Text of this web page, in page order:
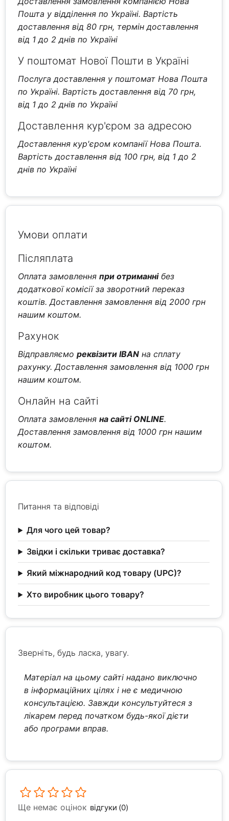
Пошта у відділення по Україні. Вартість
доставлення від 80 грн, термін доставлення
від 1 до 2 днів по Україні
У поштомат Нової Пошти в Україні
Послуга доставлення у поштомат Нова Пошта
по Україні. Вартість доставлення від 70 грн,
від 1 до 2 днів по Україні
Доставлення кур'єром за адресою
Доставлення кур'єром компанії Нова Пошта.
Вартість доставлення від 100 грн, від 1 до 2
днів по Україні
Умови оплати
Післяплата
Оплата замовленняпри отриманнібез
додаткової комісії за зворотний переказ
коштів. Доставлення замовлення від 2000 грн
нашим коштом.
Рахунок
Відправляємореквізити IBAN на сплату
рахунку. Доставлення замовлення від 1000 грн
нашим коштом.
Онлайн на сайті
Оплата замовленняна сайті ONLINE.
Доставлення замовлення від 1000 грн нашим
коштом.
Питання та відповіді
Для чого цей товар?
Звідки і скільки триває доставка?
Який міжнародний код товару (UPC)?
Хто виробник цього товару?
Зверніть, будь ласка, увагу.
Матеріал на цьому сайті надано виключно
в інформаційних цілях і не є медичною
консультацією. Завжди консультуйтеся з
лікарем перед початком будь-якої дієти
або програми вправ.
Ще немає оцінок відгуки (0)